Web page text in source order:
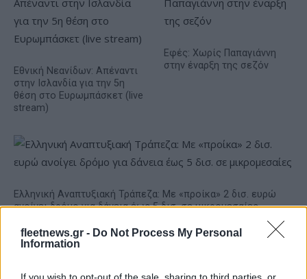
fleetnews.gr - Do Not Process My Personal
Information
Εθνική Νεανίδων: Απέναντι
στην Ισλανδία για την 5η
θέση στο Ευρωμπάσκετ (live
stream)
Εφές: Χωρίς Παπαγιάννη
στην έναρξη της σεζόν
Ελληνική Αναπτυξιακή Τράπεζα: Με «προίκα» 2 δισ. ευρώ
ανοίγει δρόμο για δάνεια έως 5 δισ. σε μικρομεσαίες